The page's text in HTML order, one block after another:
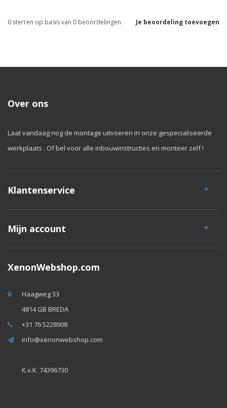
Je beoordeling toevoegen
0 sterren op basis van 0 beoordelingen
Over ons
Laat vandaag nog de montage uitvoeren in onze gespecialiseerde
werkplaats . Of bel voor alle inbouwinstructies en monteer zelf !
Klantenservice
Mijn account
XenonWebshop.com
Haagweg 33
4814 GB BREDA
+31 76 5228908
info@xenonwebshop.com
K.v.K. 74396730